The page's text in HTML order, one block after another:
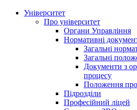
Університет
Про університет
Органи Управління
Нормативні
Загальні
Загальні
Документи з
процесу
Положення про
Підрозділи
Професійний ліцей